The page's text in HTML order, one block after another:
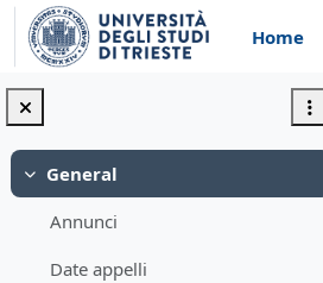
Skip to main content
Home
Collapse
General
Annunci
Date appelli